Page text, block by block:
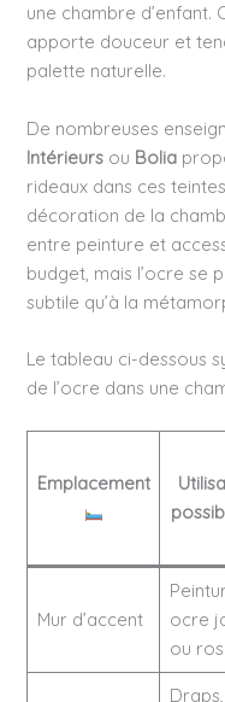
une chambre d’enfant.
apporte douceur et
palette naturelle.
De nombreuses
Intérieurs ou Bolia
rideaux dans ces
décoration de la
entre peinture et
budget, mais l’ocre se
subtile qu’à la
Le tableau ci-dessous
de l’ocre dans une
Emplacement
Mur d’accent
ocre
ou
Draps,